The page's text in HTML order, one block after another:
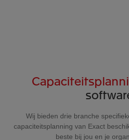
Wij bieden drie branche
capaciteitsplanning van Exact
beste bij jou en je